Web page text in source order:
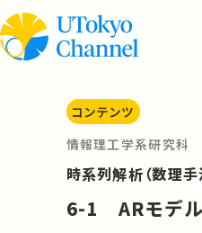
コンテンツ
情報理工学系研究科
時系列解析（数理手
6-1 ARモデル